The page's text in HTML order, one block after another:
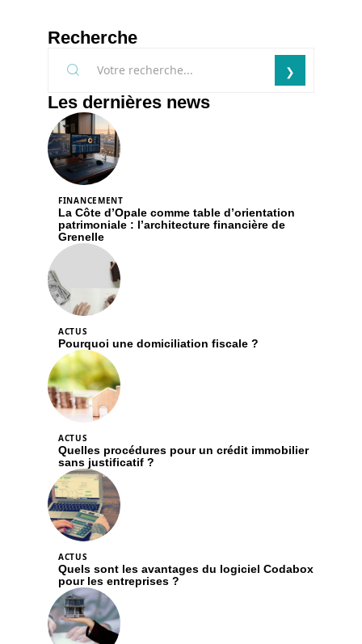
Recherche
Les dernières news
FINANCEMENT
La Côte d’Opale comme table d’orientation
patrimoniale : l’architecture financière de
Grenelle
ACTUS
Pourquoi une domiciliation fiscale ?
ACTUS
Quelles procédures pour un crédit immobilier
sans justificatif ?
ACTUS
Quels sont les avantages du logiciel Codabox
pour les entreprises ?